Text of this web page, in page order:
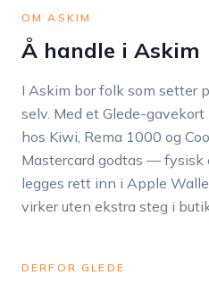
OM ASKIM
Å handle i Askim
I Askim bor folk som setter
selv. Med et Glede-
hos Kiwi, Rema 1000 og
Mastercard godtas — fysisk
legges rett inn i Apple
virker uten ekstra steg i
DERFOR GLEDE